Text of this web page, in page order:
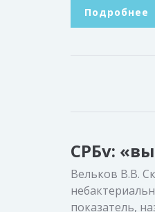
Подробнее
СРБv:
Вельков В.В.
показатель,